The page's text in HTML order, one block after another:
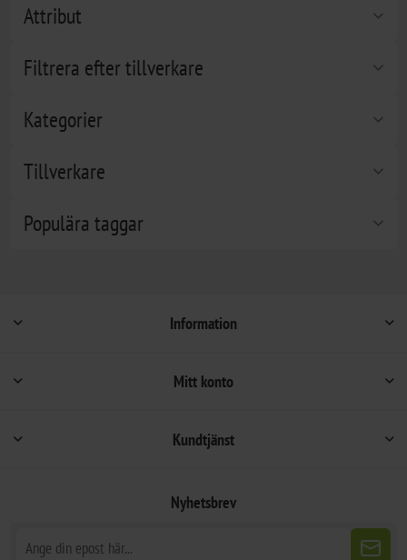
Attribut
Filtrera efter tillverkare
Kategorier
Tillverkare
Populära taggar
Information
Mitt konto
Kundtjänst
Nyhetsbrev